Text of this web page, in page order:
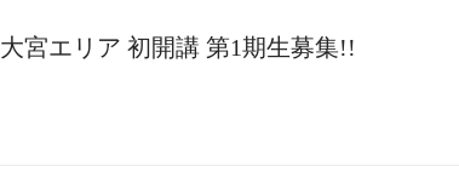
大宮エリア 初開講 第1期生募集!!